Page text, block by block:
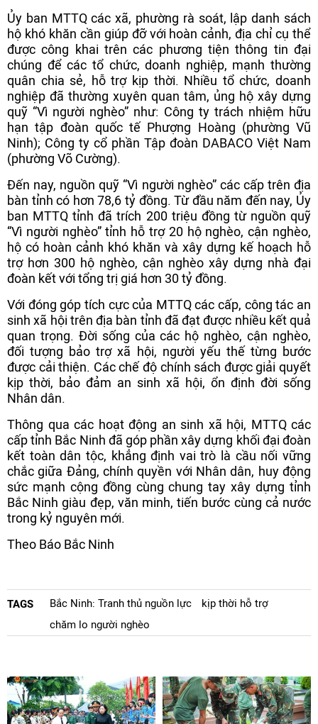
Ủy ban MTTQ các xã, phường rà soát, lập danh sách
hộ khó khăn cần giúp đỡ với hoàn cảnh, địa chỉ cụ thể
được công khai trên các phương tiện thông tin đại
chúng để các tổ chức, doanh nghiệp, mạnh thường
quân chia sẻ, hỗ trợ kịp thời. Nhiều tổ chức, doanh
nghiệp đã thường xuyên quan tâm, ủng hộ xây dựng
quỹ “Vì người nghèo” như: Công ty trách nhiệm hữu
hạn tập đoàn quốc tế Phượng Hoàng (phường Vũ
Ninh); Công ty cổ phần Tập đoàn DABACO Việt Nam
(phường Võ Cường).
Đến nay, nguồn quỹ “Vì người nghèo” các cấp trên địa
bàn tỉnh có hơn 78,6 tỷ đồng. Từ đầu năm đến nay, Ủy
ban MTTQ tỉnh đã trích 200 triệu đồng từ nguồn quỹ
“Vì người nghèo” tỉnh hỗ trợ 20 hộ nghèo, cận nghèo,
hộ có hoàn cảnh khó khăn và xây dựng kế hoạch hỗ
trợ hơn 300 hộ nghèo, cận nghèo xây dựng nhà đại
đoàn kết với tổng trị giá hơn 30 tỷ đồng.
Với đóng góp tích cực của MTTQ các cấp, công tác an
sinh xã hội trên địa bàn tỉnh đã đạt được nhiều kết quả
quan trọng. Đời sống của các hộ nghèo, cận nghèo,
đối tượng bảo trợ xã hội, người yếu thế từng bước
được cải thiện. Các chế độ chính sách được giải quyết
kịp thời, bảo đảm an sinh xã hội, ổn định đời sống
Nhân dân.
Thông qua các hoạt động an sinh xã hội, MTTQ các
cấp tỉnh Bắc Ninh đã góp phần xây dựng khối đại đoàn
kết toàn dân tộc, khẳng định vai trò là cầu nối vững
chắc giữa Đảng, chính quyền với Nhân dân, huy động
sức mạnh cộng đồng cùng chung tay xây dựng tỉnh
Bắc Ninh giàu đẹp, văn minh, tiến bước cùng cả nước
trong kỷ nguyên mới.
Theo Báo Bắc Ninh
TAGS Bắc Ninh: Tranh thủ nguồn lực
kịp thời hỗ trợ
chăm lo người nghèo